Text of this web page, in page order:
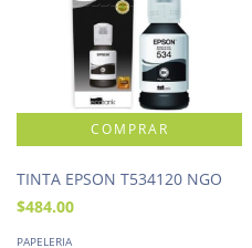
TINTA EPSON T534120 NGO
$484.00
PAPELERIA